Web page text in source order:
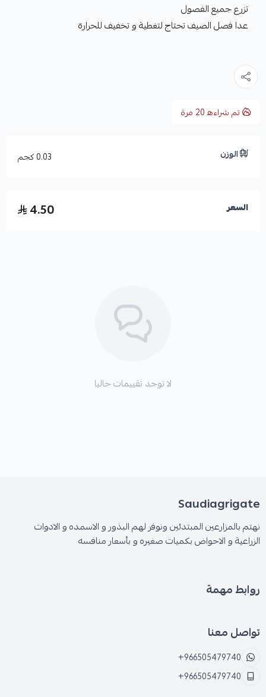
تزرع جميع الفصول
عدا فصل الصيف تحتاج لتغطية و تخفيف للحرارة
تم شراءه20 مرة
الوزن 0.03 كجم
السعر 4.50
لا توجد تقييمات حاليا
Saudiagrigate
نهتم بالمزارعين المبتدئين ونوفر لهم البذور و الاسمده و الادوات
الزراعية و الاحواض بكميات صغيره و بأسعار منافسه
روابط مهمة
تواصل معنا
+966505479740
+966505479740